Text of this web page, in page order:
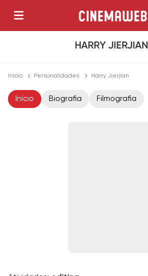
HARRY JIERJIAN
Início Personalidades Harry Jierjian
Início Biografia Filmografia